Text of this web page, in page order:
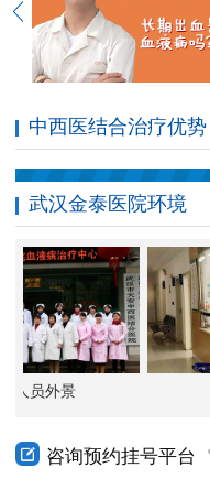
中西医结合治疗优势
武汉金泰医院环境
员外景
咨询预约挂号平台